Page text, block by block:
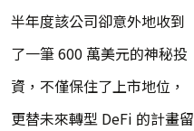
半年度該公司卻意外地收到
了一筆 600 萬美元的神秘投
資，不僅保住了上市地位，
更替未來轉型 DeFi 的計畫留